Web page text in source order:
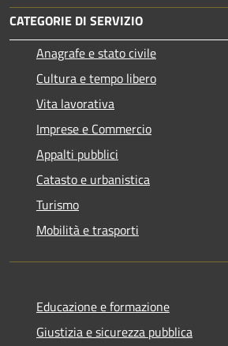
CATEGORIE DI SERVIZIO
Anagrafe e stato civile
Cultura e tempo libero
Vita lavorativa
Imprese e Commercio
Appalti pubblici
Catasto e urbanistica
Turismo
Mobilità e trasporti
Educazione e formazione
Giustizia e sicurezza pubblica